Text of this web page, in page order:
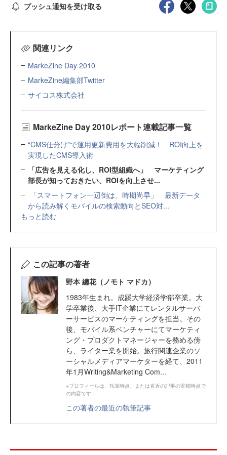
プッシュ通知を受け取る
関連リンク
MarkeZine Day 2010
MarkeZine編集部Twitter
サイコス株式会社
MarkeZine Day 2010レポート連載記事一覧
“CMS仕分け”で運用更新費用を大幅削減！ ROI向上を
実現したCMS導入術
「広告を見える化し、ROI型組織へ」 マーケティング
部長が知っておきたい、ROIを向上させ...
「スマートフォン一辺倒は、時期尚早」 最新データ
から読み解くモバイルの検索動向とSEO対...
もっと読む
この記事の著者
野本 纏花（ノモト マドカ）
1983年生まれ。成蹊大学経済学部卒業。大
学卒業後、大手IT企業にてレンタルサーバ
ーサービスのマーケティングを担当。その
後、モバイル系ベンチャーにてマーケティ
ング・プロダクトマネージャーを務める傍
ら、ライター業を開始。旅行関連企業のソ
ーシャルメディアマーケターを経て、2011
年1月Writing&Marketing Com...
※プロフィールは、執筆時点、または直近の記事の寄稿時点で
の内容です
この著者の最近の執筆記事